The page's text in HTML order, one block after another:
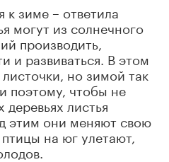
к зиме – ответила
могут из солнечного
производить,
и развиваться. В этом
но зимой так
поэтому, чтобы не
листья
этим они меняют свою
на юг улетают,